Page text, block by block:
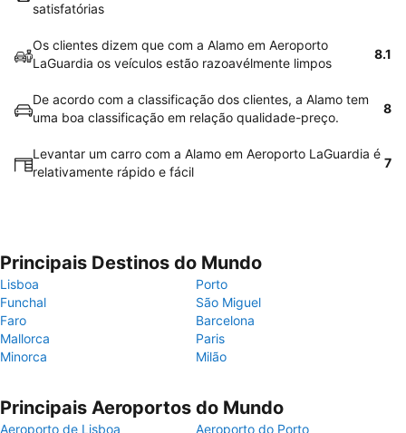
satisfatórias
Os clientes dizem que com a Alamo em Aeroporto
LaGuardia os veículos estão razoavélmente limpos
8.1
De acordo com a classificação dos clientes, a Alamo tem
uma boa classificação em relação qualidade-preço.
8
Levantar um carro com a Alamo em Aeroporto LaGuardia é
relativamente rápido e fácil
7
Principais Destinos do Mundo
Lisboa
Porto
Funchal
São Miguel
Faro
Barcelona
Mallorca
Paris
Minorca
Milão
Principais Aeroportos do Mundo
Aeroporto de Lisboa Aeroporto do Porto